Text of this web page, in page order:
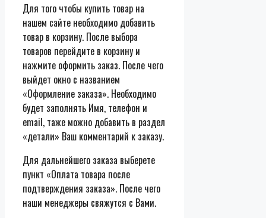
Для того чтобы купить товар на
нашем сайте необходимо добавить
товар в корзину. После выбора
товаров перейдите в корзину и
нажмите оформить заказ. После чего
выйдет окно с названием
«Оформление заказа». Необходимо
будет заполнять Имя, телефон и
email, таже можно добавить в раздел
«детали» Ваш комментарий к заказу.
Для дальнейшего заказа выберете
пункт «Оплата товара после
подтверждения заказа». После чего
наши менеджеры свяжутся с Вами.